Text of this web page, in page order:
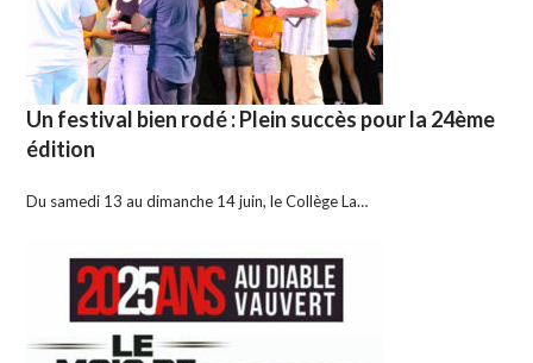
Un festival bien rodé : Plein succès pour la 24ème
édition
Du samedi 13 au dimanche 14 juin, le Collège La…